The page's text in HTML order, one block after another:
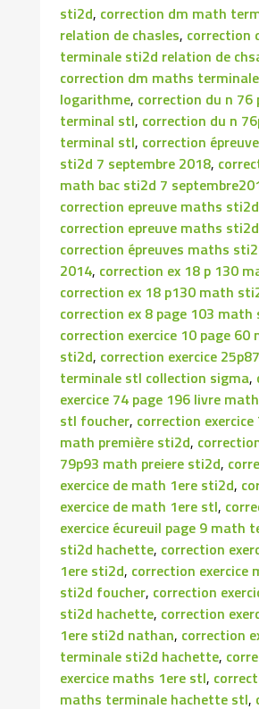
sti2d, correction dm math
relation de chasles, correction
terminale sti2d relation de
correction dm maths
logarithme, correction du n 76
terminal stl, correction du n
terminal stl, correction
sti2d 7 septembre 2018,
math bac sti2d 7
correction epreuve maths
correction epreuve maths
correction épreuves maths
2014, correction ex 18 p 130
correction ex 18 p130 math
correction ex 8 page 103
correction exercice 10 page
sti2d, correction exercice
terminale stl collection sigma,
exercice 74 page 196 livre
stl foucher, correction exercice
math première sti2d,
79p93 math preiere sti2d,
exercice de math 1ere sti2d,
exercice de math 1ere stl,
exercice écureuil page 9 math
sti2d hachette, correction
1ere sti2d, correction exercice
sti2d foucher, correction
sti2d hachette, correction
1ere sti2d nathan, correction
terminale sti2d hachette,
exercice maths 1ere stl,
maths terminale hachette stl,